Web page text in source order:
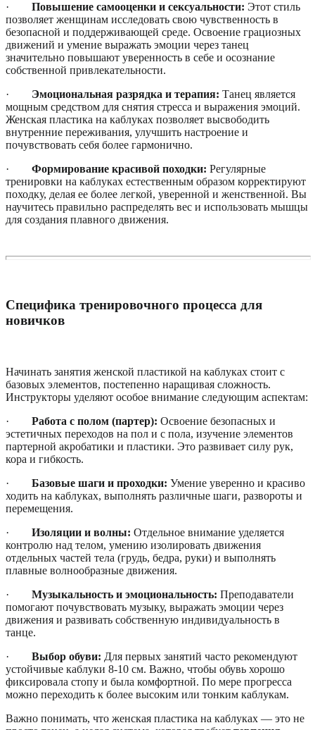
· Повышение самооценки и сексуальности: Этот стиль
позволяет женщинам исследовать свою чувственность в
безопасной и поддерживающей среде. Освоение грациозных
движений и умение выражать эмоции через танец
значительно повышают уверенность в себе и осознание
собственной привлекательности.
· Эмоциональная разрядка и терапия: Танец является
мощным средством для снятия стресса и выражения эмоций.
Женская пластика на каблуках позволяет высвободить
внутренние переживания, улучшить настроение и
почувствовать себя более гармонично.
· Формирование красивой походки: Регулярные
тренировки на каблуках естественным образом корректируют
походку, делая ее более легкой, уверенной и женственной. Вы
научитесь правильно распределять вес и использовать мышцы
для создания плавного движения.
Специфика тренировочного процесса для
новичков
Начинать занятия женской пластикой на каблуках стоит с
базовых элементов, постепенно наращивая сложность.
Инструкторы уделяют особое внимание следующим аспектам:
· Работа с полом (партер): Освоение безопасных и
эстетичных переходов на пол и с пола, изучение элементов
партерной акробатики и пластики. Это развивает силу рук,
кора и гибкость.
· Базовые шаги и проходки: Умение уверенно и красиво
ходить на каблуках, выполнять различные шаги, развороты и
перемещения.
· Изоляции и волны: Отдельное внимание уделяется
контролю над телом, умению изолировать движения
отдельных частей тела (грудь, бедра, руки) и выполнять
плавные волнообразные движения.
· Музыкальность и эмоциональность: Преподаватели
помогают почувствовать музыку, выражать эмоции через
движения и развивать собственную индивидуальность в
танце.
· Выбор обуви: Для первых занятий часто рекомендуют
устойчивые каблуки 8-10 см. Важно, чтобы обувь хорошо
фиксировала стопу и была комфортной. По мере прогресса
можно переходить к более высоким или тонким каблукам.
Важно понимать, что женская пластика на каблуках — это не